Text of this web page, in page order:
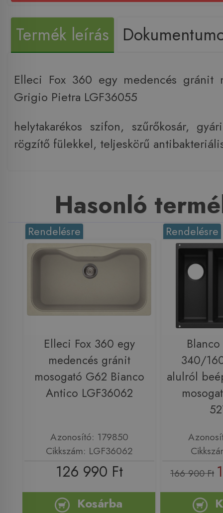
Termék leírás
Elleci Fox 360 egy medencés gránit
Grigio Pietra LGF36055
helytakarékos szifon, szűrőkosár,
rögzítő fülekkel, teljeskörű
Hasonló
Rendelésre
Elleci Fox 360 egy
medencés gránit
mosogató G62 Bianco
Antico LGF36062
Azonosító: 179850
Cikkszám: LGF36062
126 990 Ft
Kosárba
Rendelésre
340/
alulról
166 900 Ft